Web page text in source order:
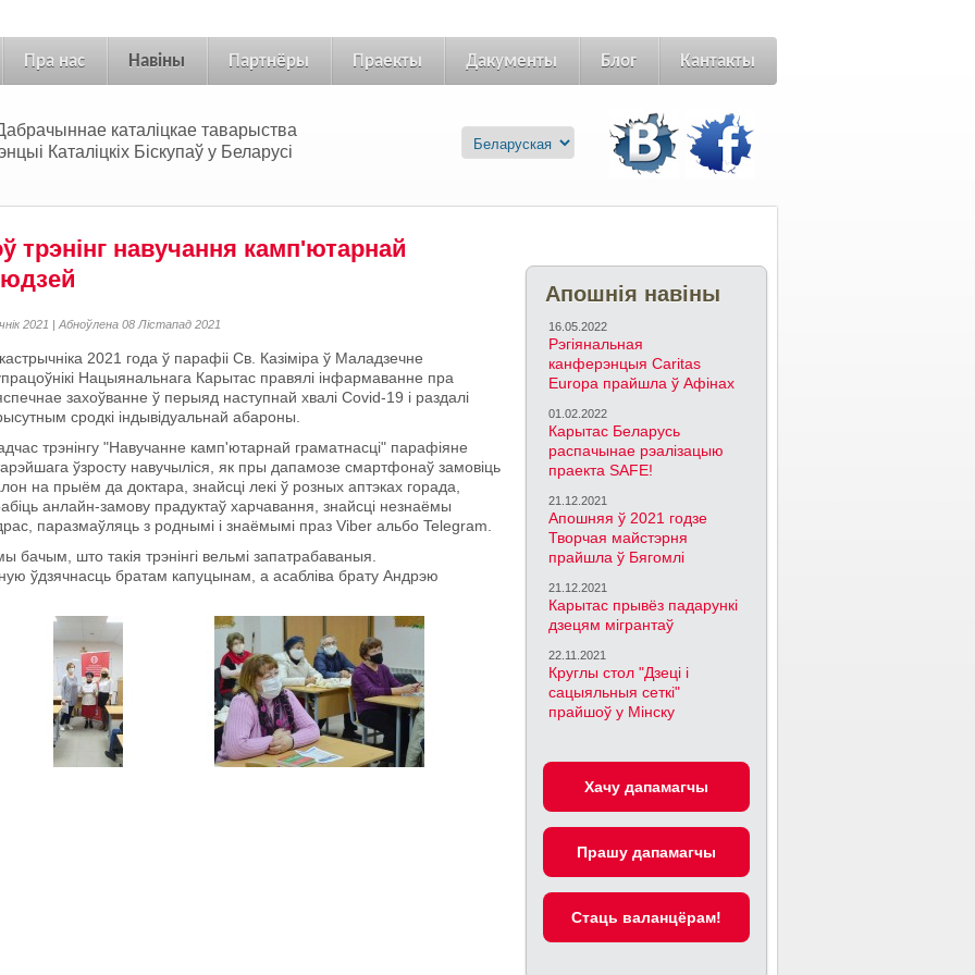
Пра нас Навіны Партнёры Праекты Дакументы Блог Кантакты
каталіцкае таварыства
Каталіцкіх Біскупаў у Беларусі
Апошнія навіны
16.05.2022
Рэгіянальная
канферэнцыя Caritas
Europa прайшла ў Афінах
01.02.2022
Карытас Беларусь
распачынае рэалізацыю
праекта SAFE!
21.12.2021
Апошняя ў 2021 годзе
Творчая майстэрня
прайшла ў Бягомлі
21.12.2021
Карытас прывёз падарункі
дзецям мігрантаў
22.11.2021
Круглы стол "Дзеці і
сацыяльныя сеткі"
прайшоў у Мінску
Хачу дапамагчы
Прашу дапамагчы
Cтаць валанцёрам!
трэнінг навучання камп'ютарнай
2021 | Абноўлена 08 Лістапад 2021
2021 года ў парафіі Св. Казіміра ў Маладзечне
Нацыянальнага Карытас правялі інфармаванне пра
захоўванне ў перыяд наступнай хвалі Covid-19 і раздалі
сродкі індывідуальнай абароны.
трэнінгу "Навучанне камп'ютарнай граматнасці" парафіяне
ўзросту навучыліся, як пры дапамозе смартфонаў замовіць
на прыём да доктара, знайсці лекі ў розных аптэках горада,
анлайн-замову прадуктаў харчавання, знайсці незнаёмы
паразмаўляць з роднымі і знаёмымі праз Viber альбо Telegram.
бачым, што такія трэнінгі вельмі запатрабаваныя.
ўдзячнасць братам капуцынам, а асабліва брату Андрэю